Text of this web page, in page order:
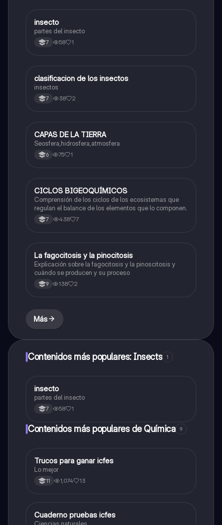
Biologia
insecto
partes del insecto
7 58 1
Biologia
clasificacion de los insectos
insectos
7 38 2
Biologia
CAPAS DE LA TIERRA
Seosfera,hidrosfera,atmosfera
6 75 1
Biologia
CICLOS BIGEOQUÍMICOS
Comprensión de los ciclos de los ecosistemas que
regulan el balance de los elementos que lo componen.
7 438 7
Biologia
La fagocitosis y la pinocitosis
Explicación sobre la fagocitosis y la pinoscitosis y
cuándo se producen y su proceso
9 138 2
Más
Contenidos más populares: Insects 1
Biologia
insecto
partes del insecto
7 58 1
Contenidos más populares de Química 9
Química
Trucos para ganar icfes
Lo mejor
11 1,074 13
Biologia
Cuaderno pruebas icfes